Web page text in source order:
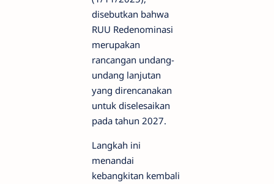
disebutkan bahwa
RUU Redenominasi
merupakan
rancangan undang-
undang lanjutan
yang direncanakan
untuk diselesaikan
pada tahun 2027.
Langkah ini
menandai
kebangkitan kembali